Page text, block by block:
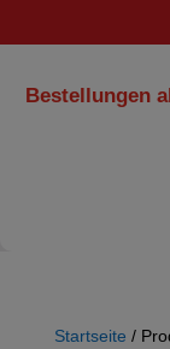
Bestellungen
Startseite /